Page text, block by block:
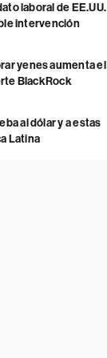
laboral de EE.UU.
intervención
yenes aumenta el
BlackRock
al dólar y a estas
Latina